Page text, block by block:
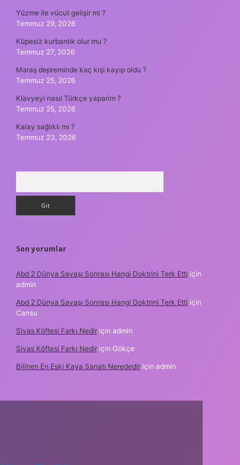
Yüzme ile vücut gelişir mi ?
Temmuz 29, 2026
Küpesiz kurbanlık olur mu ?
Temmuz 27, 2026
Maraş depreminde kaç kişi kayıp oldu ?
Temmuz 25, 2026
Klavyeyi nasıl Türkçe yaparim ?
Temmuz 25, 2026
Kalay sağlıklı mı ?
Temmuz 23, 2026
Son yorumlar
Abd 2 Dünya Savaşı Sonrası Hangi Doktrini Terk Etti için
admin
Abd 2 Dünya Savaşı Sonrası Hangi Doktrini Terk Etti için
Cansu
Sivas Köftesi Farkı Nediriçin admin
Sivas Köftesi Farkı Nediriçin Gökçe
Bilinen En Eski Kaya Sanatı Neredediriçin admin